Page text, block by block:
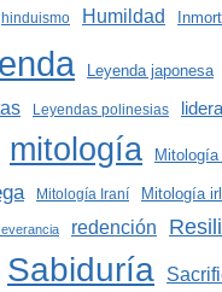
hinduismo Humildad
Leyenda japonesa
Leyendas polinesias
mitología
Mitología Iraní Mitología
redención
Sabiduría